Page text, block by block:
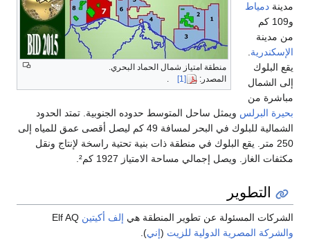
منطقة امتياز شمال الحماد البحري.
المصدر:
[1]
مدينة دمياط
و109 كم
من مدينة
الإسكندرية.
يقع البلوك
إلى الشمال
مباشرة من
بحيرة البرلس ويمثل ساحل المتوسط حدوده الجنوبية. تمتد الحدود
الشمالية للبلوك في البحر لمسافة 49 كم ليصل أقصى عمق للمياه إلى
250 متر. يقع البلوك في منطقة ذات بنية تحتية راسخة لإنتاج ونقل
مكثفات الغاز. ويصل إجمالي مساحة الامتياز 1927 كم².
التطوير
الشركات المسئولة عن تطوير المنطقة هي إلف أكيتين
والشركة المصرية الدولية للزيت (إني).